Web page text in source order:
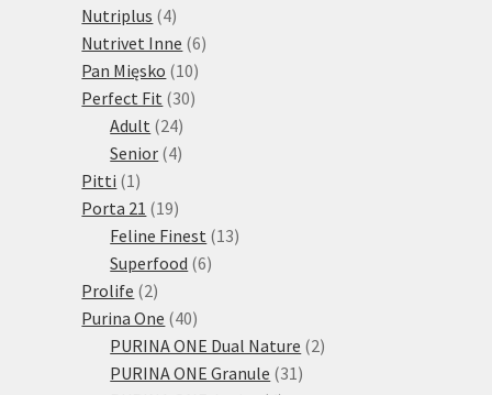
Nutriplus 44
produkty
Nutrivet Inne 66
Pan Mięsko 1010
produktů
Perfect Fit 3030
Adult 2424
produktů
Senior 44
Pitti 1 1
produkt
Porta 21 1919
produktů
Feline Finest 1313
Superfood 66
Prolife 22
produkty
Purina One 4040
produktů
PURINA ONE Dual Nature 22
PURINA ONE Granule 31 31